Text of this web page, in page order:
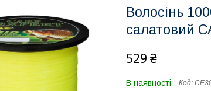
Волосінь
салатовий
529 ₴
В наявності Код: